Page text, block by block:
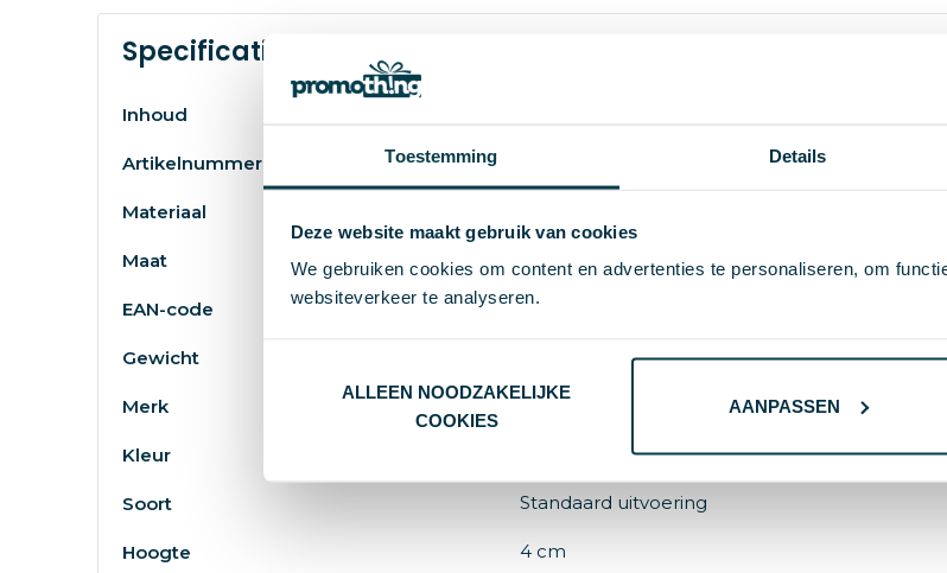
Toestemming Details
Deze website maakt gebruik van cookies
We gebruiken cookies om content en advertenties te personaliseren, om
websiteverkeer te analyseren.
ALLEEN NOODZAKELIJKE
COOKIES
AANPASSEN
Specificaties
Inhoud
Artikelnummer
Materiaal
Maat # Geen maat
EAN-code 8719446019249
Gewicht
Merk IMPRESSION
Kleur
Soort Standaard uitvoering
Hoogte 4 cm